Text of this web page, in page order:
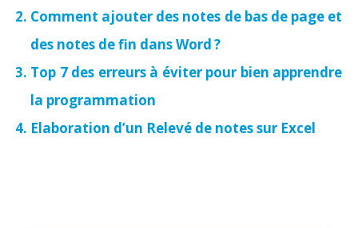
Comment ajouter des notes de bas de page et
des notes de fin dans Word ?
Top 7 des erreurs à éviter pour bien apprendre
la programmation
Elaboration d’un Relevé de notes sur Excel